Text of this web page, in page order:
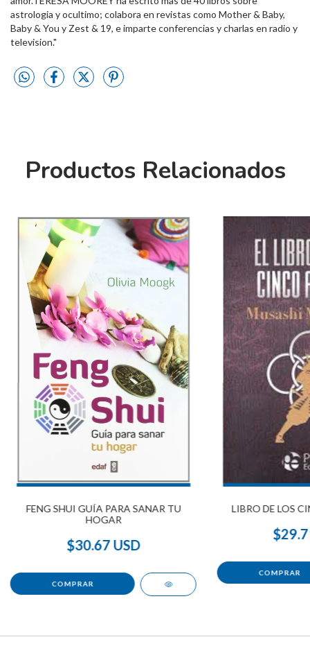
astrologia y ocultimo; colabora en revistas como Mother & Baby,
Baby & You y Zest & 19, e imparte conferencias y charlas en radio y
television."
Productos Relacionados
FENG SHUI GUÍA PARA SANAR TU
HOGAR
$30.67 USD
LIBRO DE LOS